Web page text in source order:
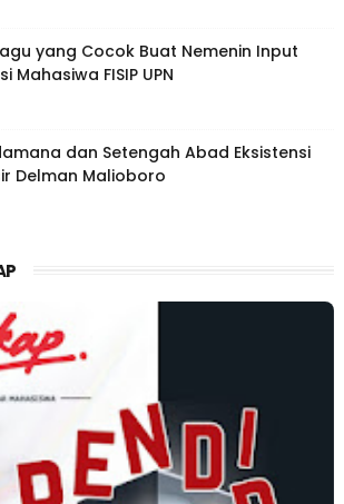
yang Cocok Buat Nemenin Input
Mahasiwa FISIP UPN
dan Setengah Abad Eksistensi
Delman Malioboro